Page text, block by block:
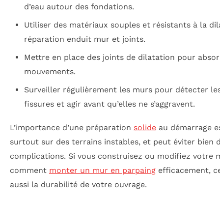
d’eau autour des fondations.
Utiliser des matériaux souples et résistants à la
réparation enduit mur et joints.
Mettre en place des joints de dilatation pour
mouvements.
Surveiller régulièrement les murs pour détecter
fissures et agir avant qu’elles ne s’aggravent.
L’importance d’une préparation solide au démarrage
surtout sur des terrains instables, et peut éviter bien
complications. Si vous construisez ou modifiez votre
comment monter un mur en parpaing efficacement,
aussi la durabilité de votre ouvrage.